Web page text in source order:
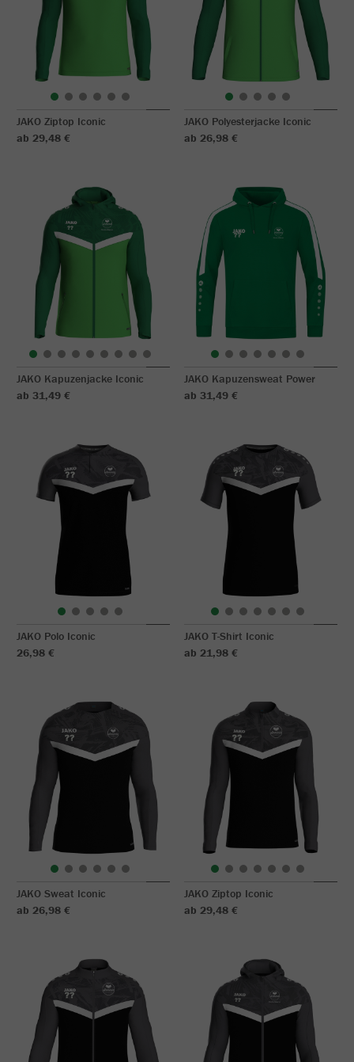
JAKO Ziptop Iconic
ab 29,48 €
JAKO Polyesterjacke Iconic
ab 26,98 €
JAKO Kapuzenjacke Iconic
ab 31,49 €
JAKO Kapuzensweat Power
ab 31,49 €
JAKO Polo Iconic
26,98 €
JAKO T-Shirt Iconic
ab 21,98 €
JAKO Sweat Iconic
ab 26,98 €
JAKO Ziptop Iconic
ab 29,48 €